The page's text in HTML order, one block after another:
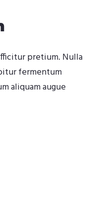
pretium. Nulla
fermentum
aliquam augue